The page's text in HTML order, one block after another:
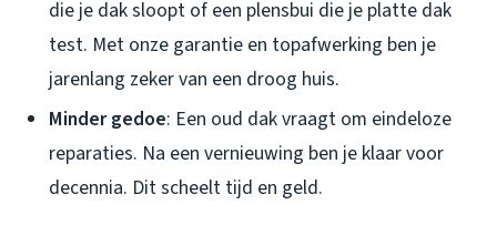
die je dak sloopt of een plensbui die je platte dak
test. Met onze garantie en topafwerking ben je
jarenlang zeker van een droog huis.
Minder gedoe: Een oud dak vraagt om eindeloze
reparaties. Na een vernieuwing ben je klaar voor
decennia. Dit scheelt tijd en geld.